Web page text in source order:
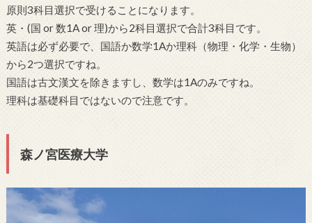
原則3科目選択で受けることになります。
英・(国 or 数1A or 理)から2科目選択で合計3科目です。
英語は必ず必要で、国語か数学1Aか理科（物理・化学・生物）
から2つ選択ですね。
国語は古文漢文を除きますし、数学は1Aのみですね。
理科は基礎科目ではないので注意です。
森ノ宮医療大学